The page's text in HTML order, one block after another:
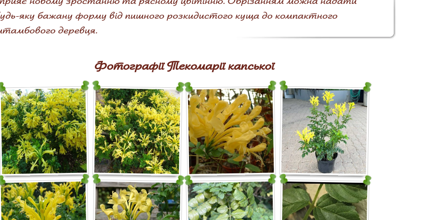
яку бажану форму від пишного розкидистого куща до компактного
деревця.
Фотографії Текомарії капської